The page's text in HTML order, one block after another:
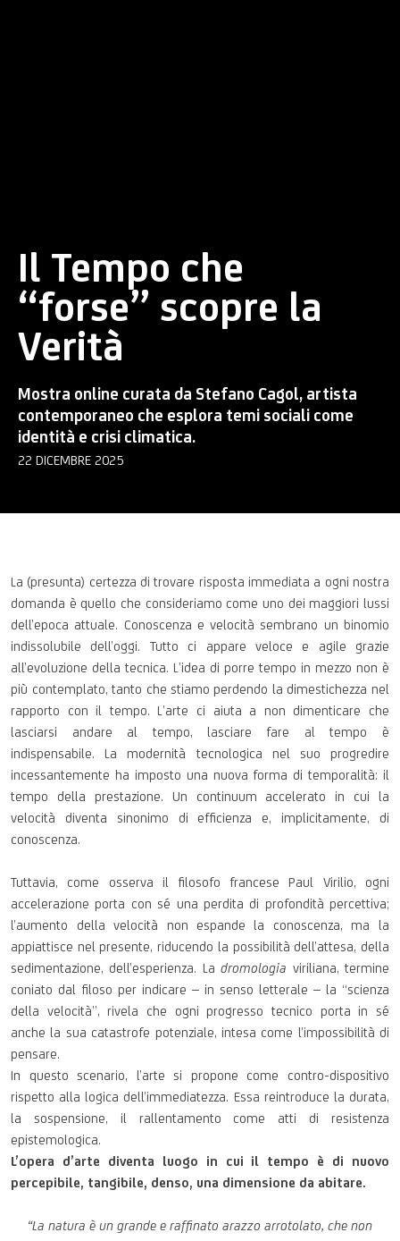
Il Tempo che
“forse” scopre la
Verità
Mostra online curata da Stefano Cagol, artista
contemporaneo che esplora temi sociali come
identità e crisi climatica.
22 DICEMBRE 2025
La (presunta) certezza di trovare risposta immediata a ogni nostra
domanda è quello che consideriamo come uno dei maggiori lussi
dell’epoca attuale. Conoscenza e velocità sembrano un binomio
indissolubile dell’oggi. Tutto ci appare veloce e agile grazie
all’evoluzione della tecnica. L’idea di porre tempo in mezzo non è
più contemplato, tanto che stiamo perdendo la dimestichezza nel
rapporto con il tempo. L’arte ci aiuta a non dimenticare che
lasciarsi andare al tempo, lasciare fare al tempo è
indispensabile.La modernità tecnologica nel suo progredire
incessantemente ha imposto una nuova forma di temporalità: il
tempo della prestazione. Un continuum accelerato in cui la
velocità diventa sinonimo di efficienza e, implicitamente, di
conoscenza.
Tuttavia, come osserva il filosofo francese Paul Virilio, ogni
accelerazione porta con sé una perdita di profondità percettiva;
l’aumento della velocità non espande la conoscenza, ma la
appiattisce nel presente, riducendo la possibilità dell’attesa, della
sedimentazione, dell’esperienza. Ladromologia viriliana, termine
coniato dal filoso per indicare – in senso letterale – la “scienza
della velocità”, rivela che ogni progresso tecnico porta in sé
anche la sua catastrofe potenziale, intesa come l’impossibilità di
pensare.
In questo scenario, l’arte si propone come contro-dispositivo
rispetto alla logica dell’immediatezza. Essa reintroduce la durata,
la sospensione, il rallentamento come atti di resistenza
epistemologica.
L’opera d’arte diventa luogo in cui il tempo è di nuovo
percepibile, tangibile, denso, una dimensione da abitare.
“La natura è un grande e raffinato arazzo arrotolato, che non